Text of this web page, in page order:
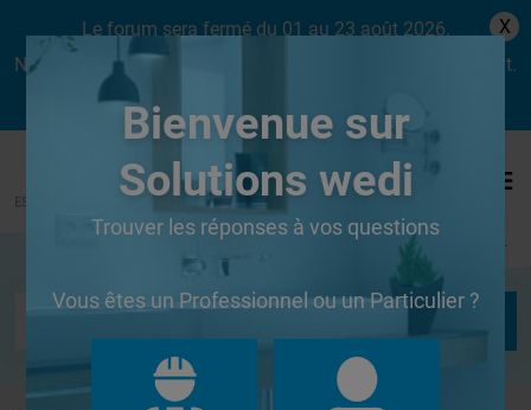
Le forum sera fermé du 01 au 23 août 2026.
Nous aurons le plaisir de vous retrouver dès le lundi 24 août.
X
Se connecter
Bienvenue sur
Solutions wedi
Trouver les réponses à vos questions
Vous êtes un Professionnel ou un Particulier ?